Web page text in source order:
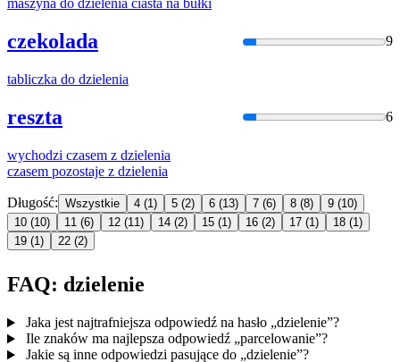
maszyna do dzielenia ciasta na bułki
czekolada 9
tabliczka do dzielenia
reszta 6
wychodzi czasem z dzielenia
czasem pozostaje z dzielenia
Długość: Wszystkie 4 (1) 5 (2) 6 (13) 7 (6) 8 (8) 9 (10)
10 (10) 11 (6) 12 (11) 14 (2) 15 (1) 16 (2) 17 (1) 18 (1)
19 (1) 22 (2)
FAQ: dzielenie
Jaka jest najtrafniejsza odpowiedź na hasło „dzielenie”?
Ile znaków ma najlepsza odpowiedź „parcelowanie”?
Jakie są inne odpowiedzi pasujące do „dzielenie”?